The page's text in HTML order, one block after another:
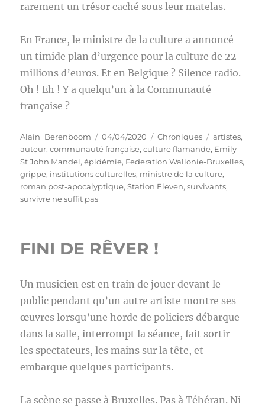
rarement un trésor caché sous leur matelas.
En France, le ministre de la culture a annoncé
un timide plan d’urgence pour la culture de 22
millions d’euros. Et en Belgique ? Silence radio.
Oh ! Eh ! Y a quelqu’un à la Communauté
française ?
Auteur
Alain_Berenboom
Publié
le
04/04/2020 Catégories
Chroniques Étiquettes
artistes,
auteur,communauté française,culture flamande, Emily
St John Mandel,épidémie, Federation Wallonie-Bruxelles,
grippe, institutions culturelles, ministre de la culture,
roman post-apocalyptique,Station Eleven,survivants,
survivre ne suffit pas
FINI DE RÊVER !
Un musicien est en train de jouer devant le
public pendant qu’un autre artiste montre ses
œuvres lorsqu’une horde de policiers débarque
dans la salle, interrompt la séance, fait sortir
les spectateurs, les mains sur la tête, et
embarque quelques participants.
La scène se passe à Bruxelles. Pas à Téhéran. Ni